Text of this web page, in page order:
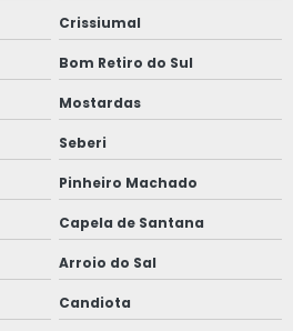
Crissiumal
Bom Retiro do Sul
Mostardas
Seberi
Pinheiro Machado
Capela de Santana
Arroio do Sal
Candiota